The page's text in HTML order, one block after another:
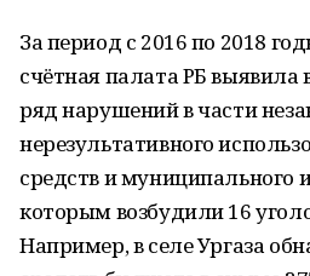
За период с 2016 по 2018
счётная палата РБ
ряд нарушений в части
нерезультативного
средств и муниципального
которым возбудили 16
Например, в селе Ургаза